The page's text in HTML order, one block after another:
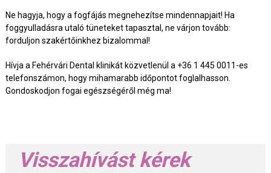
Ne hagyja, hogy a fogfájás megnehezítse mindennapjait! Ha
foggyulladásra utaló tüneteket tapasztal, ne várjon tovább:
forduljon szakértőinkhez bizalommal!
Hívja a Fehérvári Dental klinikát közvetlenül a +36 1 445 0011-es
telefonszámon, hogy mihamarabb időpontot foglalhasson.
Gondoskodjon fogai egészségéről még ma!
Visszahívást kérek